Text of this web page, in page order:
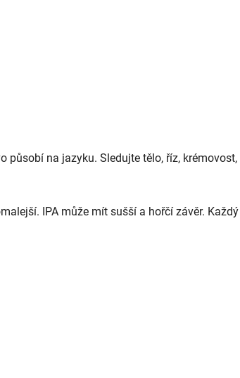
působí na jazyku. Sledujte tělo, říz, krémovost,
IPA může mít sušší a hořčí závěr. Každý